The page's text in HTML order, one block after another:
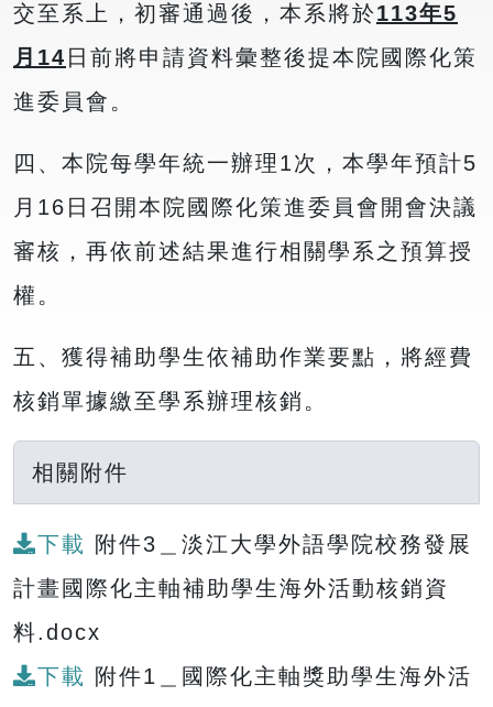
交至系上，初審通過後，本系將於113年5
月14 日前將申請資料彙整後提本院國際化策
進委員會。
四、本院每學年統一辦理1次，本學年預計5
月16日召開本院國際化策進委員會開會決議
審核，再依前述結果進行相關學系之預算授
權。
五、獲得補助學生依補助作業要點，將經費
核銷單據繳至學系辦理核銷。
相關附件
下載 附件3＿淡江大學外語學院校務發展
計畫國際化主軸補助學生海外活動核銷資
料.docx
下載 附件1＿國際化主軸獎助學生海外活